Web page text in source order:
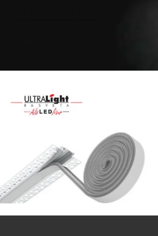
Najveći
izbor
SIJALICA
u
regionu